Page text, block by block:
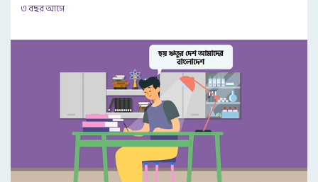
৩ বছর আগে